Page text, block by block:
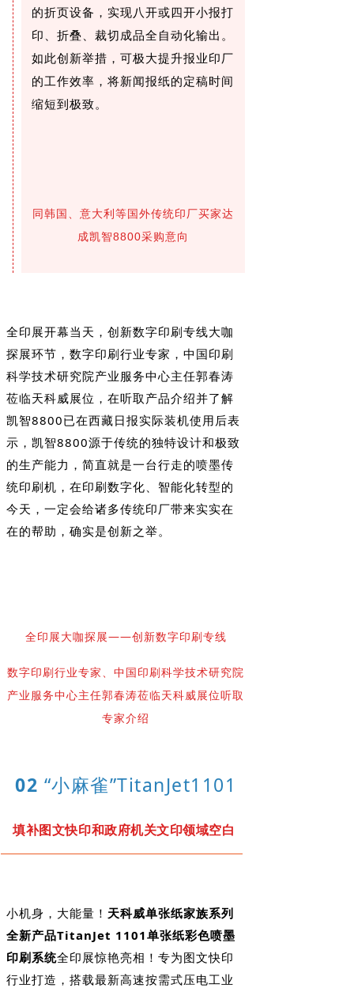
的折页设备，实现八开或四开小报打
印、折叠、裁切成品全自动化输出。
如此创新举措，可极大提升报业印厂
的工作效率，将新闻报纸的定稿时间
缩短到极致。
同韩国、意大利等国外传统印厂买家达
成凯智8800采购意向
全印展开幕当天，创新数字印刷专线大咖
探展环节，数字印刷行业专家，中国印刷
科学技术研究院产业服务中心主任郭春涛
莅临天科威展位，在听取产品介绍并了解
凯智8800已在西藏日报实际装机使用后表
示，凯智8800源于传统的独特设计和极致
的生产能力，简直就是一台行走的喷墨传
统印刷机，在印刷数字化、智能化转型的
今天，一定会给诸多传统印厂带来实实在
在的帮助，确实是创新之举。
全印展大咖探展——创新数字印刷专线
数字印刷行业专家、中国印刷科学技术研究院
产业服务中心主任郭春涛莅临天科威展位听取
专家介绍
02 “小麻雀”TitanJet1101
填补图文快印和政府机关文印领域空白
小机身，大能量！ 天科威单张纸家族系列
全新产品TitanJet 1101单张纸彩色喷墨
印刷系统全印展惊艳亮相！专为图文快印
行业打造，搭载最新高速按需式压电工业